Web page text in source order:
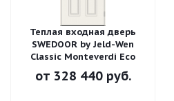
Теплая входная дверь
SWEDOOR by Jeld-Wen
Classic Monteverdi Eco
от 328 440 руб.